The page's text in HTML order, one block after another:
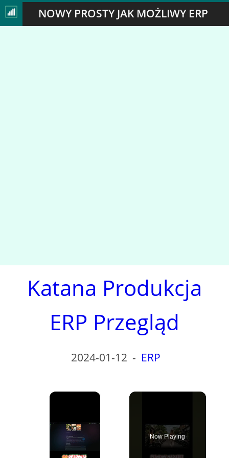
NOWY PROSTY JAK MOŻLIWY ERP
Katana Produkcja
ERP Przegląd
2024-01-12 - ERP
×
Now Playing